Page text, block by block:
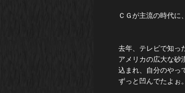
ＣＧが主流の時代に
去年、テレビで知っ
アメリカの広大な砂
込まれ、自分のやっ
ずっと凹んでたよぉ。